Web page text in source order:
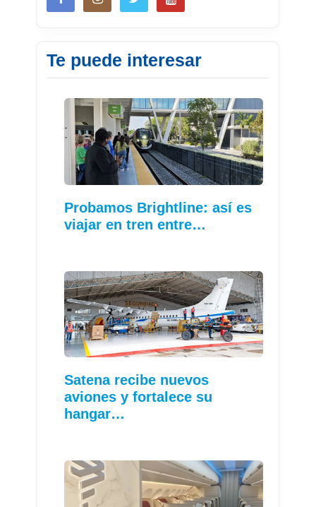
Te puede interesar
Probamos Brightline: así es
viajar en tren entre…
Satena recibe nuevos
aviones y fortalece su
hangar…